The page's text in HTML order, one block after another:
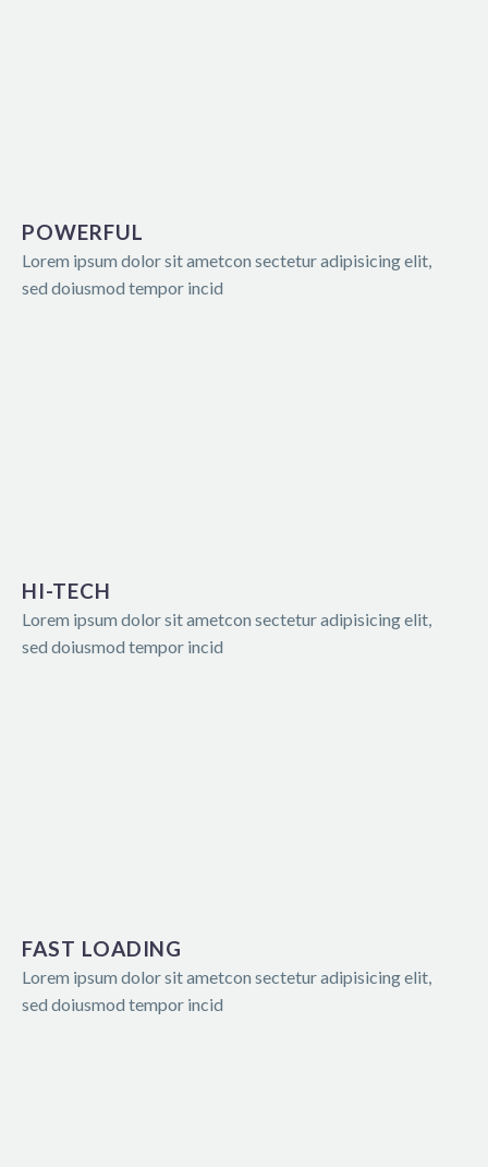
POWERFUL
Lorem ipsum dolor sit ametcon sectetur adipisicing elit,
sed doiusmod tempor incid
HI-TECH
Lorem ipsum dolor sit ametcon sectetur adipisicing elit,
sed doiusmod tempor incid
FAST LOADING
Lorem ipsum dolor sit ametcon sectetur adipisicing elit,
sed doiusmod tempor incid